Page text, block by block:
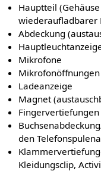
Hauptteil
wiederaufladbarer
Abdeckung
Mikrofone
Mikrofonöffnungen
Ladeanzeige
Magnet
den
Kleidungsclip,